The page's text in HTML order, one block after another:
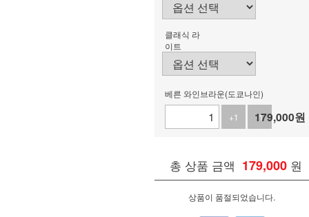
클래식 라
이트
베른 와인브라운(도쿄나인)
+1
-1
179,000원
총 상품 금액 179,000 원
상품이 품절되었습니다.